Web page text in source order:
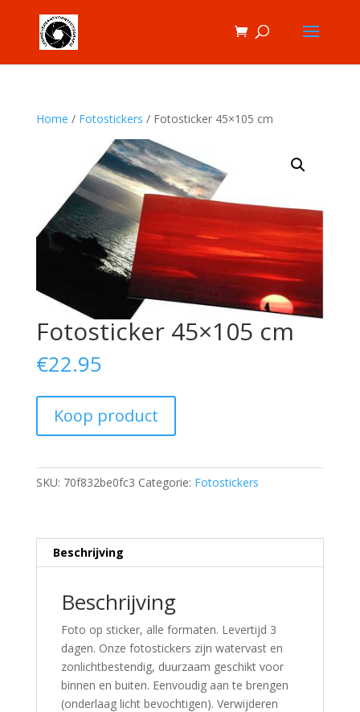
Home / Fotostickers / Fotosticker 45×105 cm
Fotosticker 45×105 cm
€22.95
Koop product
SKU: 70f832be0fc3 Categorie: Fotostickers
Beschrijving
Beschrijving
Foto op sticker, alle formaten. Levertijd 3
dagen. Onze fotostickers zijn watervast en
zonlichtbestendig, duurzaam geschikt voor
binnen en buiten. Eenvoudig aan te brengen
(onderlaag licht bevochtigen). Verwijderen